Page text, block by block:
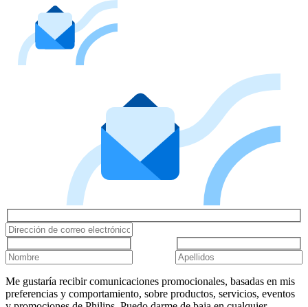
Me gustaría recibir comunicaciones promocionales, basadas en mis
preferencias y comportamiento, sobre productos, servicios, eventos